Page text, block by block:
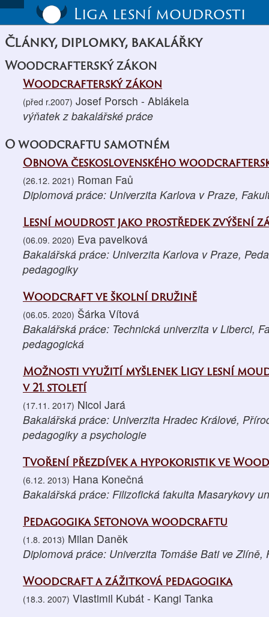
Liga lesní moudrosti
Články, diplomky, bakalářky
Woodcrafterský zákon
Woodcrafterský zákon
(před r.2007) Josef Porsch - Ablákela
výňatek z bakalářské práce
O woodcraftu samotném
Obnova československého
(26.12. 2021) Roman Faů
Diplomová práce: Univerzita Karlova v Praze,
Lesní moudrost jako prostředek zvýšení
(06.09. 2020) Eva pavelková
Bakalářská práce: Univerzita Karlova v Praze,
pedagogiky
Woodcraft ve školní družině
(06.05. 2020) Šárka Vítová
Bakalářská práce: Technická univerzita v Liberci,
pedagogická
Možnosti využití myšlenek Ligy lesní
v 21. století
(17.11. 2017) Nicol Jará
Bakalářská práce: Univerzita Hradec Králové,
pedagogiky a psychologie
Tvoření přezdívek a hypokoristik ve
(6.12. 2013) Hana Konečná
Bakalářská práce: Filizofická fakulta Masarykovy
Pedagogika Setonova woodcraftu
(1.8. 2013) Milan Daněk
Diplomová práce: Univerzita Tomáše Bati ve
Woodcraft a zážitková pedagogika
(18.3. 2007) Vlastimil Kubát - Kangi Tanka